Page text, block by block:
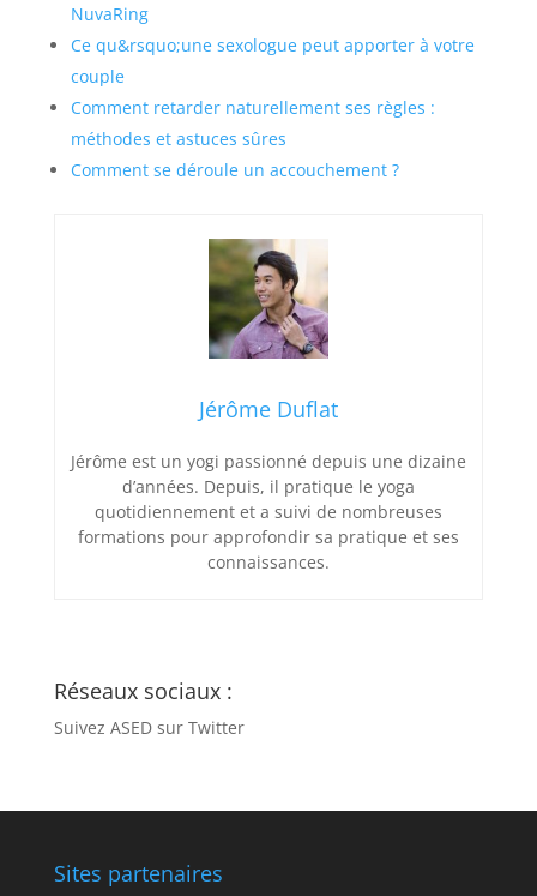
NuvaRing
Ce qu&rsquo;une sexologue peut apporter à votre
couple
Comment retarder naturellement ses règles :
méthodes et astuces sûres
Comment se déroule un accouchement ?
Jérôme Duflat
Jérôme est un yogi passionné depuis une dizaine
d’années. Depuis, il pratique le yoga
quotidiennement et a suivi de nombreuses
formations pour approfondir sa pratique et ses
connaissances.
Réseaux sociaux :
Suivez ASED sur Twitter
Sites partenaires